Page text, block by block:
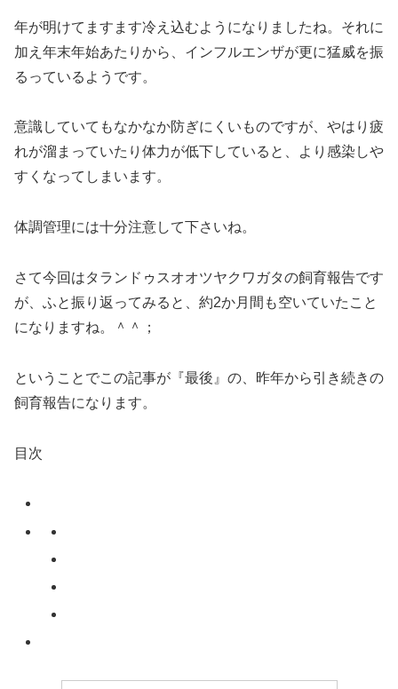
年が明けてますます冷え込むようになりましたね。それに
加え年末年始あたりから、インフルエンザが更に猛威を振
るっているようです。
意識していてもなかなか防ぎにくいものですが、やはり疲
れが溜まっていたり体力が低下していると、より感染しや
すくなってしまいます。
体調管理には十分注意して下さいね。
さて今回はタランドゥスオオツヤクワガタの飼育報告です
が、ふと振り返ってみると、約2か月間も空いていたこと
になりますね。＾＾；
ということでこの記事が『最後』の、昨年から引き続きの
飼育報告になります。
目次